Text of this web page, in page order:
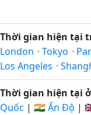
Thời gian hiện tại
London · Tokyo ·
Los Angeles ·
Thời gian hiện tại
Quốc | 🇮🇳 Ấn Độ |